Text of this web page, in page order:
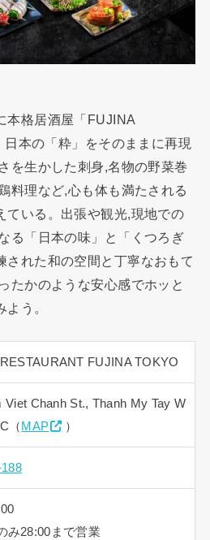
本格居酒屋「FUJINA
本の「粋」をそのままに再現
を生かした刺身,名物の野菜巻
料理など,心も体も満たされる
ている。出張や観光,現地での
る「日本の味」と「くつろぎ
された和の空間と丁寧なおもて
たかのような安心感でホッと
う。
RESTAURANT FUJINA TOKYO
Viet Chanh St., Thanh My Tay W
（ MAP ）
み28:00まで営業